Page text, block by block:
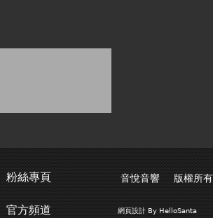
粉絲專頁
官方頻道
音悅音響 版權所
網頁設計By HelloSanta